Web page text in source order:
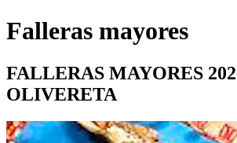
Falleras mayores
FALLERAS MAYORES
OLIVERETA